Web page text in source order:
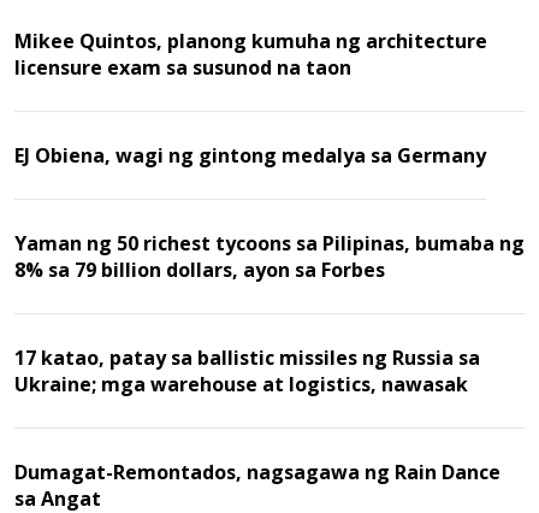
Mikee Quintos, planong kumuha ng architecture
licensure exam sa susunod na taon
EJ Obiena, wagi ng gintong medalya sa Germany
Yaman ng 50 richest tycoons sa Pilipinas, bumaba ng
8% sa 79 billion dollars, ayon sa Forbes
17 katao, patay sa ballistic missiles ng Russia sa
Ukraine; mga warehouse at logistics, nawasak
Dumagat-Remontados, nagsagawa ng Rain Dance
sa Angat